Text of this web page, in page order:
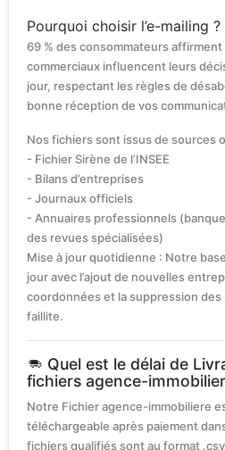
Pourquoi choisir l’e-mailing ?
69 % des consommateurs
commerciaux influencent leurs
jour, respectant les règles de
bonne réception de vos
Nos fichiers sont issus de sources
- Fichier Sirène de l’INSEE
- Bilans d’entreprises
- Journaux officiels
- Annuaires professionnels
des revues spécialisées)
Mise à jour quotidienne : Notre
jour avec l’ajout de nouvelles
coordonnées et la suppression
faillite.
Quel est le délai de
fichiers agence-
Notre Fichier agence-immobiliere
téléchargeable après paiement
fichiers qualifiés sont au format